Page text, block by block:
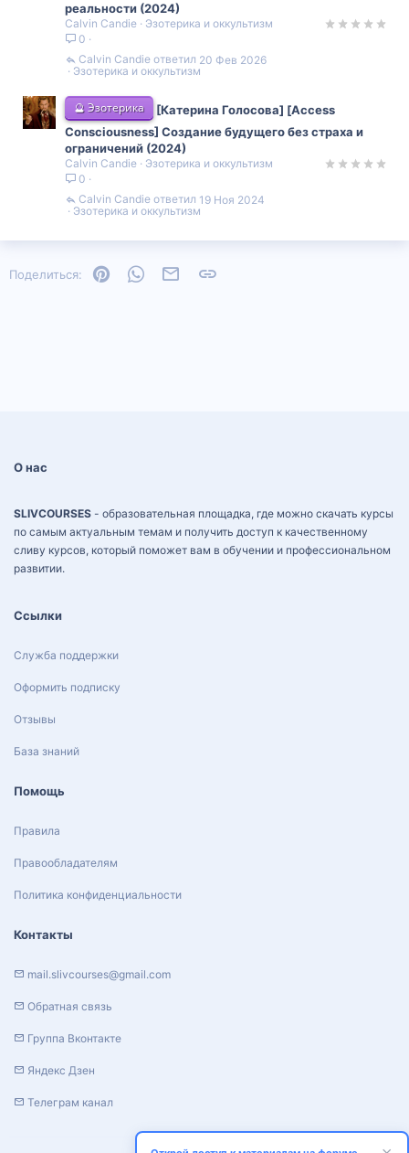
реальности (2024)
Calvin Candie
Эзотерика и оккультизм
0
Эзотерика и оккультизм
20 Фев 2026
Calvin Candie
🔮 Эзотерика
[Катерина Голосова] [Access
Consciousness] Создание будущего без страха и
ограничений (2024)
Calvin Candie
Эзотерика и оккультизм
0
Эзотерика и оккультизм
19 Ноя 2024
Calvin Candie
Поделиться: PinterestWhatsAppЭлектронная почта
О нас
SLIVCOURSES - образовательная площадка, где можно скачать курсы
по самым актуальным темам и получить доступ к качественному
сливу курсов, который поможет вам в обучении и профессиональном
развитии.
Ссылки
Служба поддержки
Оформить подписку
Отзывы
База знаний
Помощь
Правила
Правообладателям
Политика конфиденциальности
Контакты
mail.slivcourses@gmail.com
Обратная связь
Группа Вконтакте
Яндекс Дзен
Телеграм канал